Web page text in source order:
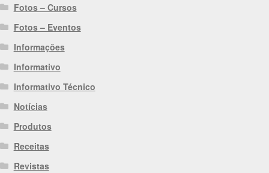
Fotos – Cursos
Fotos – Eventos
Informações
Informativo
Informativo Técnico
Notícias
Produtos
Receitas
Revistas